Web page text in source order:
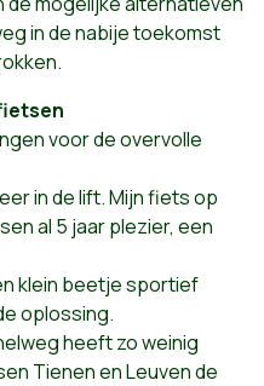
in de nabije toekomst
voor de overvolle
in de lift. Mijn fiets op
al 5 jaar plezier, een
klein beetje sportief
oplossing.
heeft zo weinig
Tienen en Leuven de